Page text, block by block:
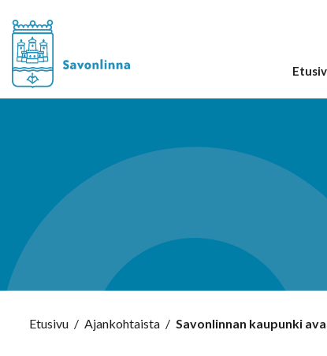
Etusivu / Ajankohtaista / Savonlinnan kaupunki